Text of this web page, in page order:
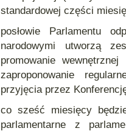
standardowej części
posłowie Parlamentu
narodowymi utworzą
promowanie
zaproponowanie
przyjęcia przez
co sześć miesięcy
parlamentarne z